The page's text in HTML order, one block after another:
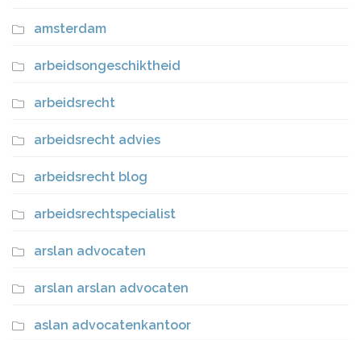
amsterdam
arbeidsongeschiktheid
arbeidsrecht
arbeidsrecht advies
arbeidsrecht blog
arbeidsrechtspecialist
arslan advocaten
arslan arslan advocaten
aslan advocatenkantoor